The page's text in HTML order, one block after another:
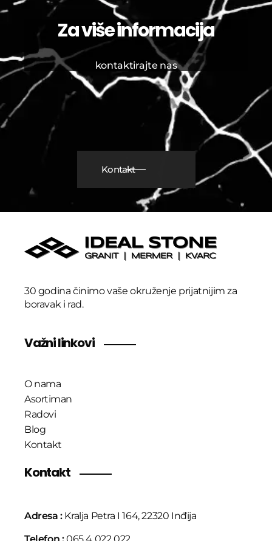
Za više informacija
kontaktirajte nas
Kontakt
30 godina činimo vaše okruženje prijatnijim za
boravak i rad.
Važni linkovi
O nama
Asortiman
Radovi
Blog
Kontakt
Kontakt
Adresa : Kralja Petra I 164, 22320 Inđija